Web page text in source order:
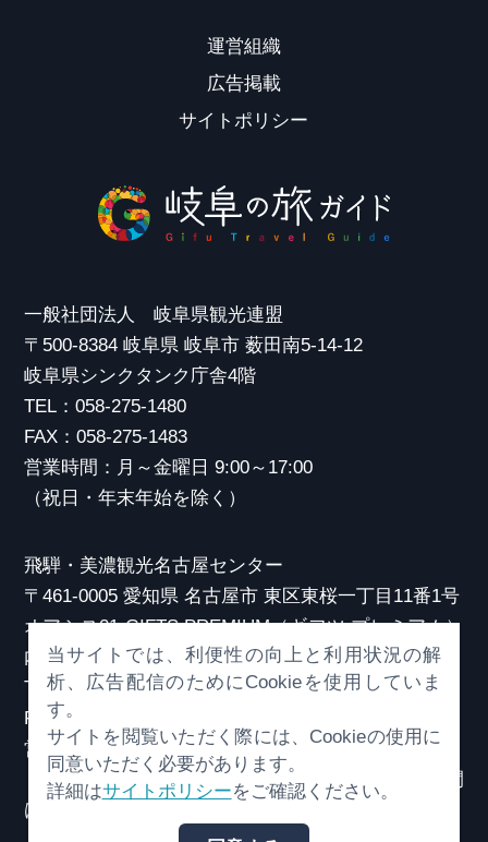
運営組織
広告掲載
サイトポリシー
一般社団法人 岐阜県観光連盟
〒500-8384 岐阜県 岐阜市 薮田南5-14-12
岐阜県シンクタンク庁舎4階
TEL：058-275-1480
FAX：058-275-1483
営業時間：月～金曜日 9:00～17:00
（祝日・年末年始を除く）
飛騨・美濃観光名古屋センター
〒461-0005 愛知県 名古屋市 東区東桜一丁目11番1号
オアシス21 GIFTS PREMIUM（ギフツ プレミアム）
内
TEL：052-253-6185
FAX：052-253-6186
営業時間：10:00～21:00
（原則、元日を除き年中無休）※観光相談対応時間
は18:30まで
当サイトでは、利便性の向上と利用状況の解
析、広告配信のためにCookieを使用していま
す。
サイトを閲覧いただく際には、Cookieの使用に
同意いただく必要があります。
詳細はサイトポリシーをご確認ください。